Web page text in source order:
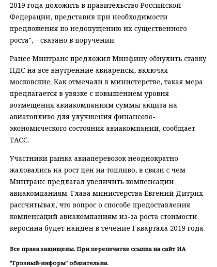
2019 года доложить в правительство Российской
Федерации, представив при необходимости
предложения по недопущению их существенного
роста", - сказано в поручении.
Ранее Минтранс предложил Минфину обнулить ставку
НДС на все внутренние авиарейсы, включая
московские. Как отмечали в министерстве, такая мера
предлагается в увязке с повышением уровня
возмещения авиакомпаниям суммы акциза на
авиатопливо для улучшения финансово-
экономического состояния авиакомпаний, сообщает
ТАСС.
Участники рынка авиаперевозок неоднократно
жаловались на рост цен на топливо, в связи с чем
Минтранс предлагал увеличить компенсации
авиакомпаниям. Глава министерства Евгений Дитрих
рассчитывал, что вопрос о способе предоставления
компенсаций авиакомпаниям из-за роста стоимости
керосина будет найден в течение I квартала 2019 года.
Все права защищены. При перепечатке ссылка на сайт ИА
"Грозный-информ" обязательна.